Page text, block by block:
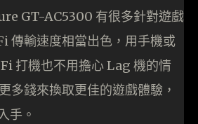
GT-AC5300 有很多針對遊戲
傳輸速度相當出色，用手機或
打機也不用擔心 Lag 機的情
多錢來換取更佳的遊戲體驗，
手。